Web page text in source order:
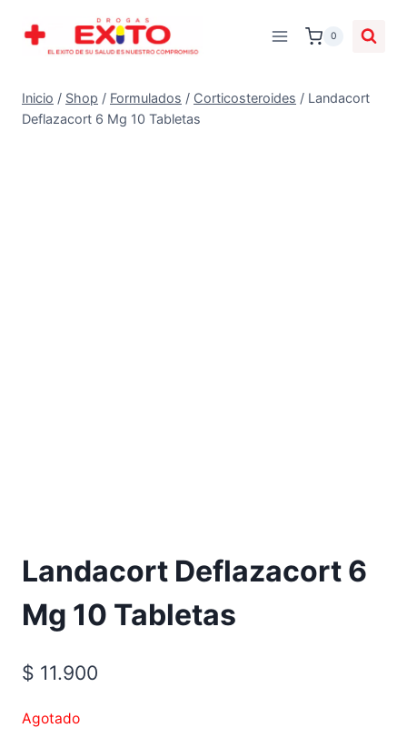
0
Inicio / Shop / Formulados / Corticosteroides / Landacort
Deflazacort 6 Mg 10 Tabletas
Landacort Deflazacort 6
Mg 10 Tabletas
$ 11.900
Agotado